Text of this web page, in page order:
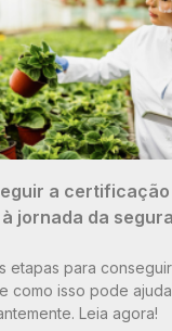
a certificação
jornada da
etapas para
como isso pode
Leia agora!